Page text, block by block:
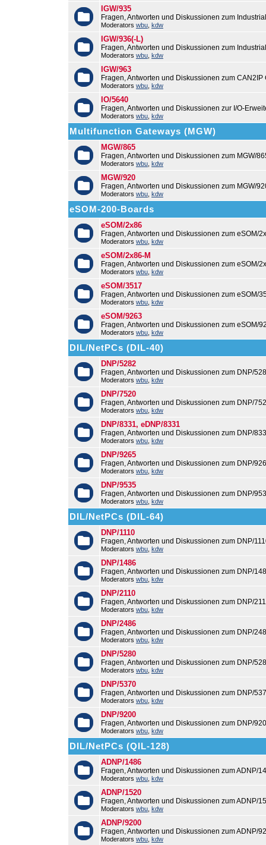
IGW/935
Fragen, Antworten und Diskussionen zum
Moderators wbu kdw
IGW/936(-L)
Fragen, Antworten und Diskussionen zum
Moderators wbu kdw
IGW/963
Fragen, Antworten und Diskussionen zum CAN2IP
Moderators wbu kdw
IO/5640
Fragen, Antworten und Diskussionen zur I/O-
Moderators wbu kdw
Multifunction Gateways (MGW)
MGW/865
Fragen, Antworten und Diskussionen zum MGW/
Moderators wbu kdw
MGW/920
Fragen, Antworten und Diskussionen zum MGW/
Moderators wbu kdw
eSOM-200-Boards
eSOM/2x86
Fragen, Antworten und Diskussionen zum eSOM/
Moderators wbu kdw
eSOM/2x86-M
Fragen, Antworten und Diskussionen zum eSOM/
Moderators wbu kdw
eSOM/3517
Fragen, Antworten und Diskussionen zum eSOM/
Moderators wbu kdw
eSOM/9263
Fragen, Antworten und Diskussionen zum eSOM/
Moderators wbu kdw
DIL/NetPCs (DIL-40)
DNP/5282
Fragen, Antworten und Diskussionen zum DNP/
Moderators wbu kdw
DNP/7520
Fragen, Antworten und Diskussionen zum DNP/
Moderators wbu kdw
DNP/8331, eDNP/8331
Fragen, Antworten und Diskussionen zum DNP/
Moderators wbu kdw
DNP/9265
Fragen, Antworten und Diskussionen zum DNP/
Moderators wbu kdw
DNP/9535
Fragen, Antworten und Diskussionen zum DNP/
Moderators wbu kdw
DIL/NetPCs (DIL-64)
DNP/1110
Fragen, Antworten und Diskussionen zum DNP/
Moderators wbu kdw
DNP/1486
Fragen, Antworten und Diskussionen zum DNP/
Moderators wbu kdw
DNP/2110
Fragen, Antworten und Diskussionen zum DNP/
Moderators wbu kdw
DNP/2486
Fragen, Antworten und Diskussionen zum DNP/
Moderators wbu kdw
DNP/5280
Fragen, Antworten und Diskussionen zum DNP/
Moderators wbu kdw
DNP/5370
Fragen, Antworten und Diskussionen zum DNP/
Moderators wbu kdw
DNP/9200
Fragen, Antworten und Diskussionen zum DNP/
Moderators wbu kdw
DIL/NetPCs (QIL-128)
ADNP/1486
Fragen, Antworten und Diskussionen zum ADNP/
Moderators wbu kdw
ADNP/1520
Fragen, Antworten und Diskussionen zum ADNP/
Moderators wbu kdw
ADNP/9200
Fragen, Antworten und Diskussionen zum ADNP/
Moderators wbu kdw